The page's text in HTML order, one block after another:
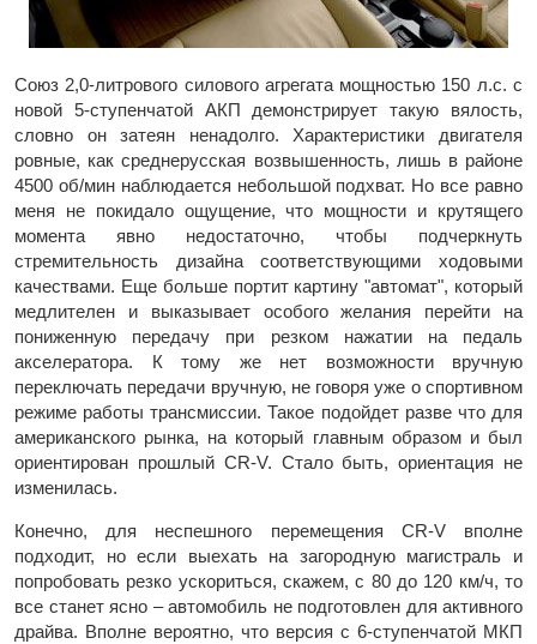
Союз 2,0-литрового силового агрегата мощностью 150 л.с. с
новой 5-ступенчатой АКП демонстрирует такую вялость,
словно он затеян ненадолго. Характеристики двигателя
ровные, как среднерусская возвышенность, лишь в районе
4500 об/мин наблюдается небольшой подхват. Но все равно
меня не покидало ощущение, что мощности и крутящего
момента явно недостаточно, чтобы подчеркнуть
стремительность дизайна соответствующими ходовыми
качествами. Еще больше портит картину "автомат", который
медлителен и выказывает особого желания перейти на
пониженную передачу при резком нажатии на педаль
акселератора. К тому же нет возможности вручную
переключать передачи вручную, не говоря уже о спортивном
режиме работы трансмиссии. Такое подойдет разве что для
американского рынка, на который главным образом и был
ориентирован прошлый CR-V. Стало быть, ориентация не
изменилась.
Конечно, для неспешного перемещения CR-V вполне
подходит, но если выехать на загородную магистраль и
попробовать резко ускориться, скажем, с 80 до 120 км/ч, то
все станет ясно – автомобиль не подготовлен для активного
драйва. Вполне вероятно, что версия с 6-ступенчатой МКП